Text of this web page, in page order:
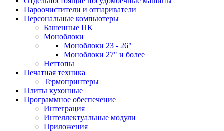
Пароочистители и отпариватели
Персональные компьютеры
Башенные ПК
Моноблоки
Моноблоки 23 - 26"
Моноблоки 27" и более
Неттопы
Печатная техника
Термопринтеры
Плиты кухонные
Программное обеспечение
Интеграция
Интеллектуальные модули
Приложения